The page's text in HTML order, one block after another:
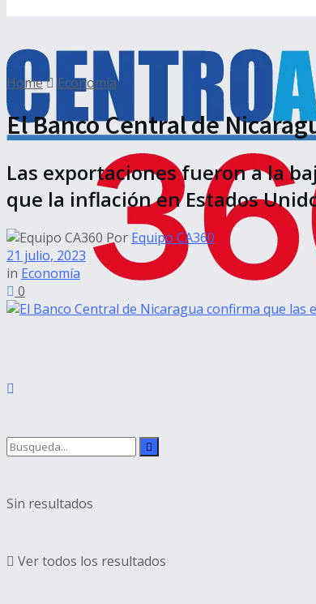
Sin resultados
Ver todos los resultados
Home Economía
El Banco Central de
Las exportaciones fueron a la
que la inflación en Estados
Por Equipo CA360
21 julio, 2023
in Economía
0